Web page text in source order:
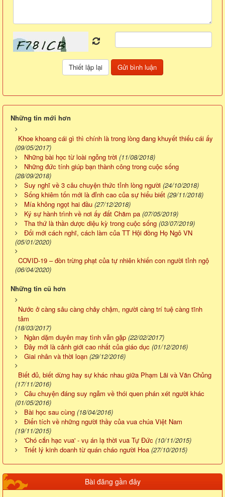
Những tin mới hơn
Khoe khoang cái gì thì chính là trong lòng đang khuyết thiếu cái ấy
(09/05/2017)
Những bài học từ loài ngỗng trời (11/08/2018)
Những đức tính giúp bạn thành công trong cuộc sống
(28/09/2018)
Suy nghĩ về 3 câu chuyện thức tỉnh lòng người (24/10/2018)
Sống khiêm tốn mới là đỉnh cao của sự hiểu biết (29/11/2018)
Mía không ngọt hai đầu (27/12/2018)
Ký sự hành trình về nơi ấy đất Chăm pa (07/05/2019)
Tha thứ là thần dược diệu kỳ trong cuộc sống (03/07/2019)
Đổi mới cách nghĩ, cách làm của TT Hội đồng Họ Ngô VN
(05/01/2020)
COVID-19 – đòn trừng phạt của tự nhiên khiến con người tỉnh ngộ
(06/04/2020)
Những tin cũ hơn
Nước ở càng sâu càng chảy chậm, người càng trí tuệ càng tĩnh
tâm
(18/03/2017)
Ngàn dặm duyên may tình vẫn gặp (22/02/2017)
Đây mới là cảnh giới cao nhất của giáo dục (01/12/2016)
Giai nhân và thời loạn (29/12/2016)
Biết đủ, biết dừng hay sự khác nhau giữa Phạm Lãi và Văn Chủng
(17/11/2016)
Câu chuyện đáng suy ngẫm về thói quen phán xét người khác
(01/05/2016)
Bài học sau cùng (18/04/2016)
Điển tích về những người thầy của vua chúa Việt Nam
(19/11/2015)
'Chó cắn hạc vua' - vụ án lạ thời vua Tự Đức (10/11/2015)
Triết lý kinh doanh từ quán cháo người Hoa (27/10/2015)
Bài đăng gần đây